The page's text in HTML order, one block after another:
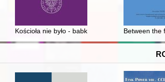
Śląsku i w zachodniej Małopolsce do
Kościoła nie było - babki zbierały się poBetween the